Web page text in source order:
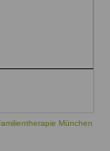
München